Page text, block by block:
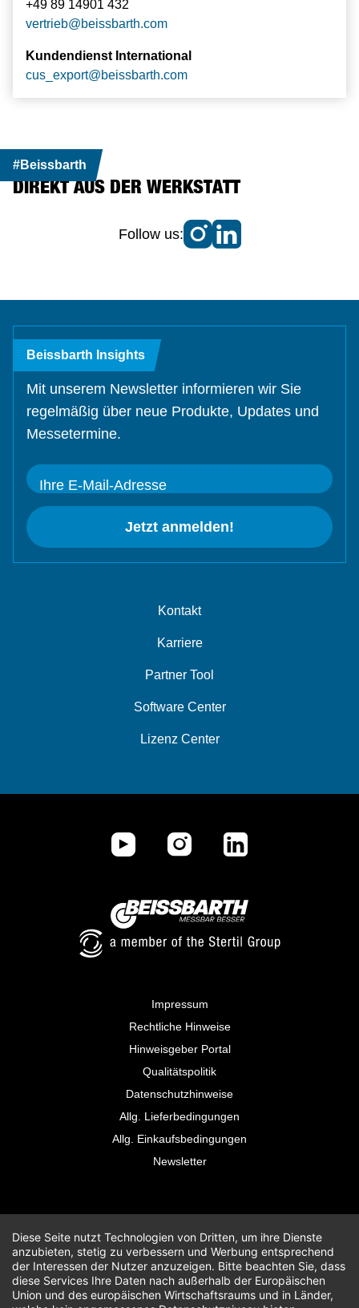
+49 89 14901 432
vertrieb@beissbarth.com
Kundendienst International
cus_export@beissbarth.com
#Beissbarth
DIREKT AUS DER WERKSTATT
Follow us:
Kontakt
Karriere
Partner Tool
Software Center
Lizenz Center
Beissbarth Insights
Mit unserem Newsletter informieren wir Sie
regelmäßig über neue Produkte, Updates und
Messetermine.
Ihre E-Mail-Adresse
Jetzt anmelden!
Impressum
Rechtliche Hinweise
Hinweisgeber Portal
Qualitätspolitik
Datenschutzhinweise
Allg. Lieferbedingungen
Allg. Einkaufsbedingungen
Newsletter
Diese Seite nutzt Technologien von Dritten, um ihre Dienste
anzubieten, stetig zu verbessern und Werbung entsprechend
der Interessen der Nutzer anzuzeigen. Bitte beachten Sie, dass
diese Services Ihre Daten nach außerhalb der Europäischen
Union und des europäischen Wirtschaftsraums und in Länder,